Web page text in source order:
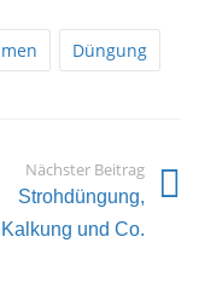
Düngung
Nächster Beitrag
Strohdüngung,
Kalkung und Co.